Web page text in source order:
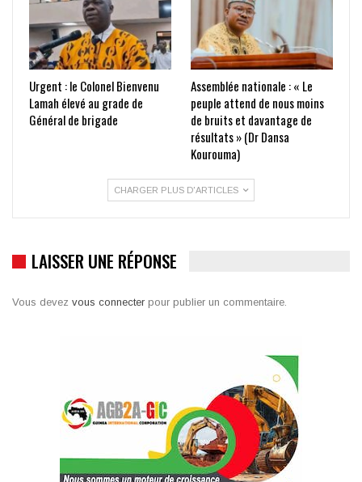
Urgent : le Colonel Bienvenu
Lamah élevé au grade de
Général de brigade
Assemblée nationale : « Le
peuple attend de nous moins
de bruits et davantage de
résultats » (Dr Dansa
Kourouma)
CHARGER PLUS D'ARTICLES
LAISSER UNE RÉPONSE
Vous devez vous connecter pour publier un commentaire.